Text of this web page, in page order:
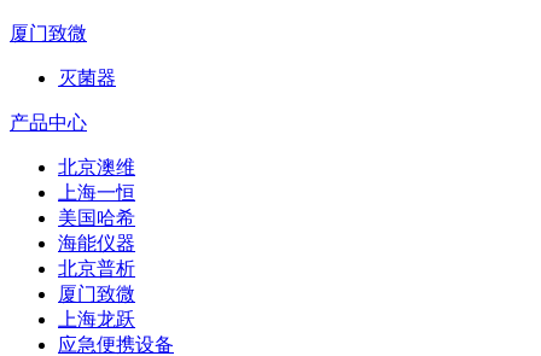
厦门致微
灭菌器
产品中心
北京澳维
上海一恒
美国哈希
海能仪器
北京普析
厦门致微
上海龙跃
应急便携设备